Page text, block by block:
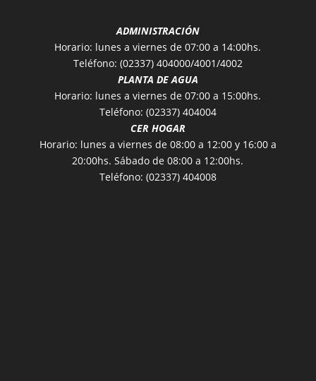
ADMINISTRACIÓN
Horario: lunes a viernes de 07:00 a 14:00hs.
Teléfono: (02337) 404000/4001/4002
PLANTA DE AGUA
Horario: lunes a viernes de 07:00 a 15:00hs.
Teléfono: (02337) 404004
CER HOGAR
Horario: lunes a viernes de 08:00 a 12:00 y 16:00 a
20:00hs. Sábado de 08:00 a 12:00hs.
Teléfono: (02337) 404008